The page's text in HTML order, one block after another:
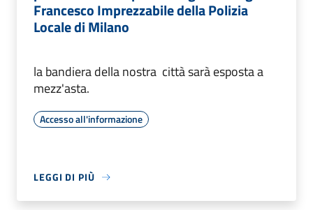
Francesco Imprezzabile della Polizia
Locale di Milano
la bandiera della nostra città sarà esposta a
mezz'asta.
Accesso all'informazione
LEGGI DI PIÙ